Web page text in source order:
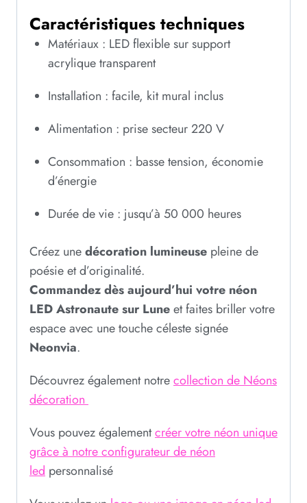
Caractéristiques techniques
Matériaux : LED flexible sur support
acrylique transparent
Installation : facile, kit mural inclus
Alimentation : prise secteur 220 V
Consommation : basse tension, économie
d’énergie
Durée de vie : jusqu’à 50 000 heures
Créez unedécoration lumineuse pleine de
poésie et d’originalité.
Commandez dès aujourd’hui votre néon
LED Astronaute sur Luneet faites briller votre
espace avec une touche céleste signée
Neonvia.
Découvrez également notrecollection de Néons
décoration
Vous pouvez égalementcréer votre néon unique
grâce à notre configurateur de néon
led personnalisé